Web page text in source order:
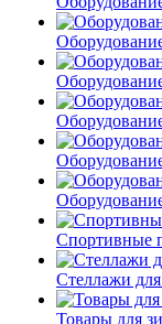
Спортивные
Стеллажи
Товары для